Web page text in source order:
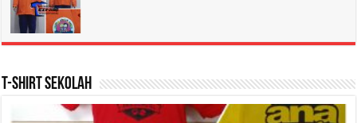
T-shirt Sekolah